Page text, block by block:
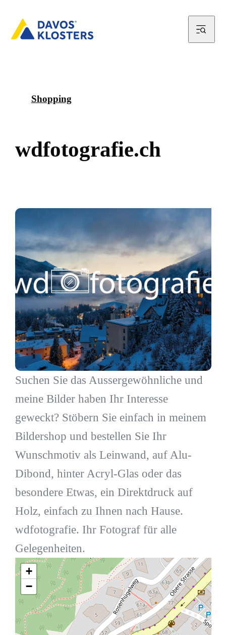
Shopping
wdfotografie.ch
Suchen Sie das Aussergewöhnliche und
meine Bilder haben Ihr Interesse
geweckt? Stöbern Sie einfach in meinem
Bildershop und bestellen Sie Ihr
Wunschmotiv als Leinwand, auf Alu-
Dibond, hinter Acryl-Glas oder das
besondere Etwas, ein Direktdruck auf
Holz, einfach zu Ihnen nach Hause.
wdfotografie. Ihr Fotograf für alle
Gelegenheiten.
+
−